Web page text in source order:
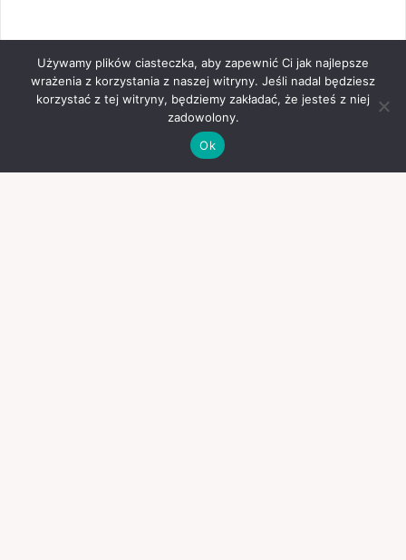
Używamy plików ciasteczka, aby zapewnić Ci jak najlepsze
wrażenia z korzystania z naszej witryny. Jeśli nadal będziesz
korzystać z tej witryny, będziemy zakładać, że jesteś z niej
zadowolony.
Ok